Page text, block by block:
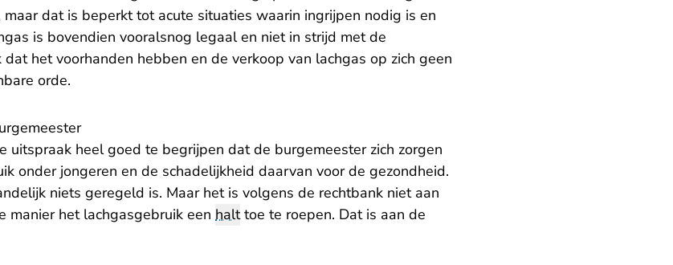
dat is beperkt tot acute situaties waarin ingrijpen nodig is en
is bovendien vooralsnog legaal en niet in strijd met de
het voorhanden hebben en de verkoop van lachgas op zich geen
orde.
uitspraak heel goed te begrijpen dat de burgemeester zich zorgen
onder jongeren en de schadelijkheid daarvan voor de gezondheid.
niets geregeld is. Maar het is volgens de rechtbank niet aan
manier het lachgasgebruik een halttoe te roepen. Dat is aan de